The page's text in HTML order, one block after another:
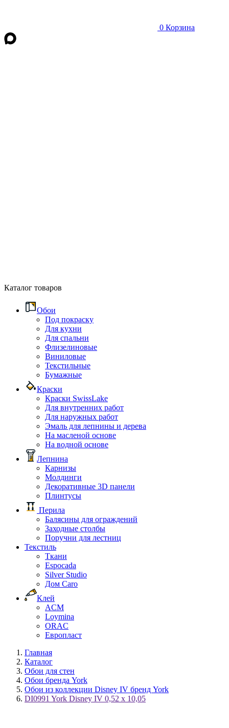
0 Корзина
Каталог товаров
Обои
Под покраску
Для кухни
Для спальни
Флизелиновые
Виниловые
Текстильные
Бумажные
Краски
Краски SwissLake
Для внутренних работ
Для наружных работ
Эмаль для лепнины и дерева
На масленой основе
На водной основе
Лепнина
Карнизы
Молдинги
Декоративные 3D панели
Плинтусы
Перила
Балясины для ограждений
Заходные столбы
Поручни для лестниц
Текстиль
Ткани
Espocada
Silver Studio
Дом Caro
Клей
ACM
Loymina
ORAC
Европласт
Главная
Каталог
Обои для стен
Обои бренда York
Обои из коллекции Disney IV бренд York
DI0991 York Disney IV 0,52 x 10,05